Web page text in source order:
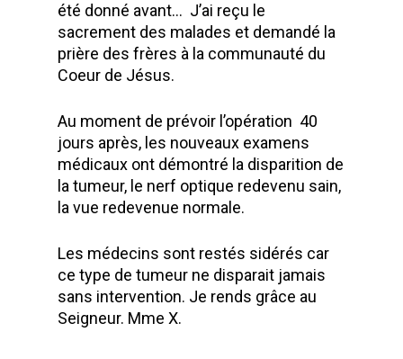
été donné avant… J’ai reçu le
sacrement des malades et demandé la
prière des frères à la communauté du
Coeur de Jésus.
Au moment de prévoir l’opération 40
jours après, les nouveaux examens
médicaux ont démontré la disparition de
la tumeur, le nerf optique redevenu sain,
la vue redevenue normale.
Les médecins sont restés sidérés car
ce type de tumeur ne disparait jamais
sans intervention. Je rends grâce au
Seigneur. Mme X.